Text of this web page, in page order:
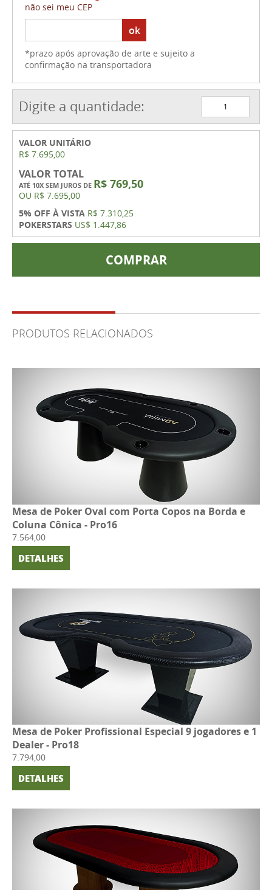
não sei meu CEP
ok
*prazo após aprovação de arte e sujeito a
confirmação na transportadora
Digite a quantidade:
VALOR UNITÁRIO
R$ 7.695,00
VALOR TOTAL
ATÉ 10X SEM JUROS DE R$ 769,50
OU R$ 7.695,00
5% OFF À VISTA R$ 7.310,25
POKERSTARS US$ 1.447,86
COMPRAR
PRODUTOS RELACIONADOS
Mesa de Poker Oval com Porta Copos na Borda e
Coluna Cônica - Pro16
7.564,00
DETALHES
Mesa de Poker Profissional Especial 9 jogadores e 1
Dealer - Pro18
7.794,00
DETALHES